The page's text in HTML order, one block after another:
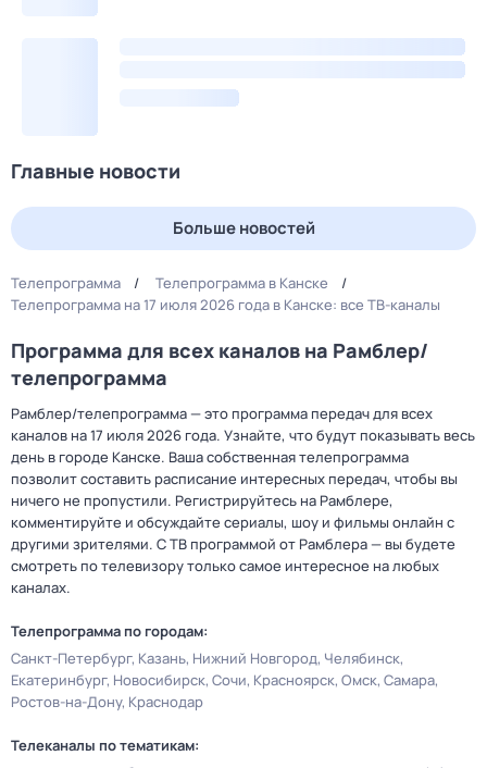
Главные новости
Больше новостей
Телепрограмма
Телепрограмма в Канске
Телепрограмма на 17 июля 2026 года в Канске: все ТВ-каналы
Программа для всех каналов на Рамблер/
телепрограмма
Рамблер/телепрограмма — это программа передач для всех
каналов на 17 июля 2026 года. Узнайте, что будут показывать весь
день в городе Канске. Ваша собственная телепрограмма
позволит составить расписание интересных передач, чтобы вы
ничего не пропустили. Регистрируйтесь на Рамблере,
комментируйте и обсуждайте сериалы, шоу и фильмы онлайн с
другими зрителями. С ТВ программой от Рамблера — вы будете
смотреть по телевизору только самое интересное на любых
каналах.
Телепрограмма по городам:
Санкт-Петербург Казань Нижний Новгород Челябинск
Екатеринбург Новосибирск Сочи Красноярск Омск Самара
Ростов-на-Дону Краснодар
Телеканалы по тематикам: